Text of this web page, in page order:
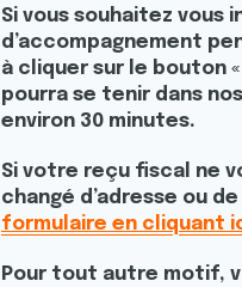
Si vous souhaitez vous
d’accompagnement
à cliquer sur le bouton «
pourra se tenir dans
environ 30 minutes.
Si votre reçu fiscal ne
changé d’adresse ou
formulaire en cliquant
Pour tout autre motif,